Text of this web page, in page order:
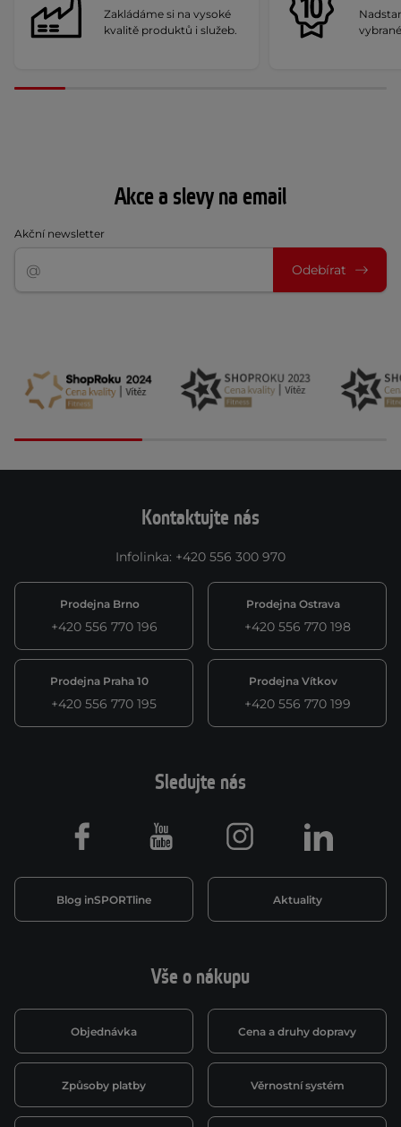
Zakládáme si na vysoké
kvalitě produktů i služeb.
Akce a slevy na email
Akční newsletter
Odebírat
Kontaktujte nás
Infolinka: +420 556 300 970
Prodejna Brno
+420 556 770 196
Prodejna Ostrava
+420 556 770 198
Prodejna Praha 10
+420 556 770 195
Prodejna Vítkov
+420 556 770 199
Vše o nákupu
Objednávka Cena a druhy dopravy
Způsoby platby Věrnostní systém
Sledujte nás
Blog inSPORTline Aktuality
Facebook Youtube Instagram LinkedIn